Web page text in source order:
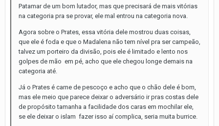
Patamar de um bom lutador, mas que precisará de mais vitórias
na categoria pra se provar, ele mal entrou na categoria nova.
Agora sobre o Prates, essa vitória dele mostrou duas coisas,
que ele é foda e que o Madalena não tem nível pra ser campeão,
talvez um porteiro da divisão, pois ele é limitado e lento nos
golpes de mão em pé, acho que ele chegou longe demais na
categoria até.
Já o Prates é carne de pescoço e acho que o chão dele é bom,
mas ele meio que parece deixar o adversário ir pras costas dele
de propósito tamanha a facilidade dos caras em mochilar ele,
se ele deixar o islam fazer isso aí complica, seria muita burrice.